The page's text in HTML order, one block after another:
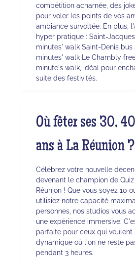
compétition acharnée, des
pour voler les points de vos
ambiance survoltée. En plus,
hyper pratique : Saint-
minutes' walk Saint-Denis bus
minutes' walk Le Chambly
minute's walk, idéal pour
suite des festivités.
Où fêter ses 30,
ans à La Réunion ?
Célébrez votre nouvelle
devenant le champion de Quiz
Réunion ! Que vous soyez 10
utilisiez notre capacité
personnes, nos studios vous
une expérience immersive.
parfaite pour ceux qui veulent
dynamique où l'on ne reste
pendant 3 heures.